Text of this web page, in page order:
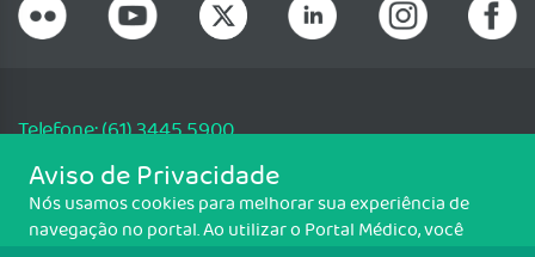
Telefone: (61) 3445 5900
Email: cfm@portalmedico.org.br
SGAS 616, Conjunto D, Lote 115, L2 Sul, Brasília/DF - CEP: 70200-760 -
CNPJ: 33.583.550/0001-30
Aviso de Privacidade
Nós usamos cookies para melhorar sua experiência de
navegação no portal. Ao utilizar o Portal Médico, você